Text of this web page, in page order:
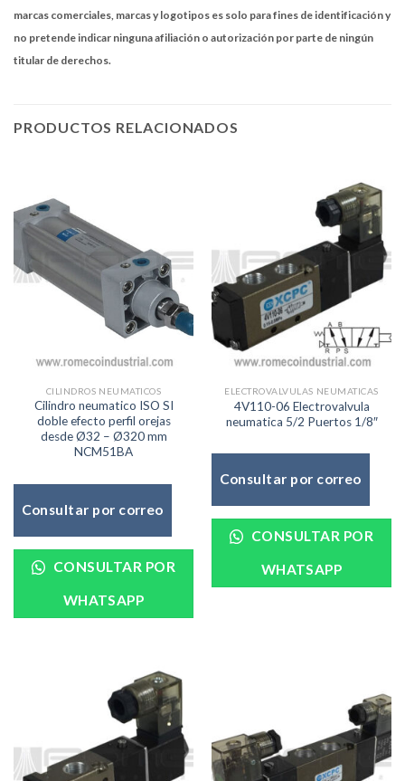
marcas comerciales, marcas y logotipos es solo para fines de identificación y
no pretende indicar ninguna afiliación o autorización por parte de ningún
titular de derechos.
PRODUCTOS RELACIONADOS
CILINDROS NEUMATICOS
Cilindro neumatico ISO SI
doble efecto perfil orejas
desde Ø32 – Ø320 mm
NCM51BA
Consultar por correo
CONSULTAR POR
WHATSAPP
ELECTROVALVULAS NEUMATICAS
4V110-06 Electrovalvula
neumatica 5/2 Puertos 1/8″
Consultar por correo
CONSULTAR POR
WHATSAPP